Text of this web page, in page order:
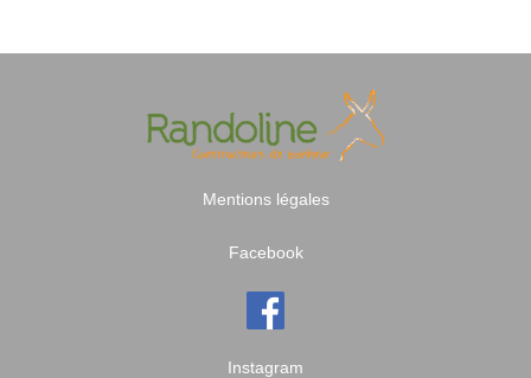
Mentions légales
Facebook
Instagram